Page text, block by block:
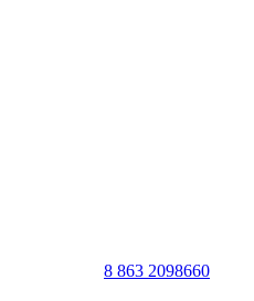
8 863 2098660